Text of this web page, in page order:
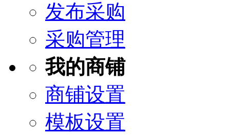
发布采购
采购管理
我的商铺
商铺设置
模板设置